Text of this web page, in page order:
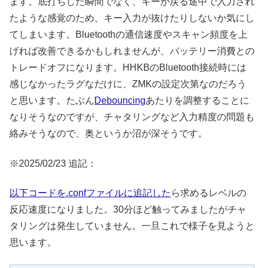
たような感覚のため、キー入力が抜けたりしないか気にし
てしまいます。Bluetoothの通信速度やスキャン頻度を上
げれば改善できるかもしれませんが、バッテリー消費との
トレードオフになります。HHKBのBluetooth接続時には
感じなかったラグなだけに、ZMKの設定次第なのだろう
と思います。たぶんDebouncingあたりを調整することに
なりそうなのですが、チャタリングなど入力精度の問題も
絡みそうなので、奥というか沼が深そうです。
※2025/02/23 追記：
以下コードを.confファイルに追記した ら求めるレベルの
反応速度になりました。30分ほど触ってみましたがチャ
タリングは発生していません。一旦これで様子を見ようと
思います。